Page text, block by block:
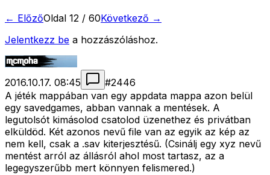
← ElőzőOldal 12 / 60Következő →
Jelentkezz be a hozzászóláshoz.
2016.10.17. 08:45 #2446
A jéték mappában van egy appdata mappa azon belül
egy savedgames, abban vannak a mentések. A
legutolsót kimásolod csatolod üzenethez és privátban
elküldöd. Két azonos nevű file van az egyik az kép az
nem kell, csak a .sav kiterjesztésű. (Csinálj egy xyz nevű
mentést arról az állásról ahol most tartasz, az a
legegyszerűbb mert könnyen felismered.)